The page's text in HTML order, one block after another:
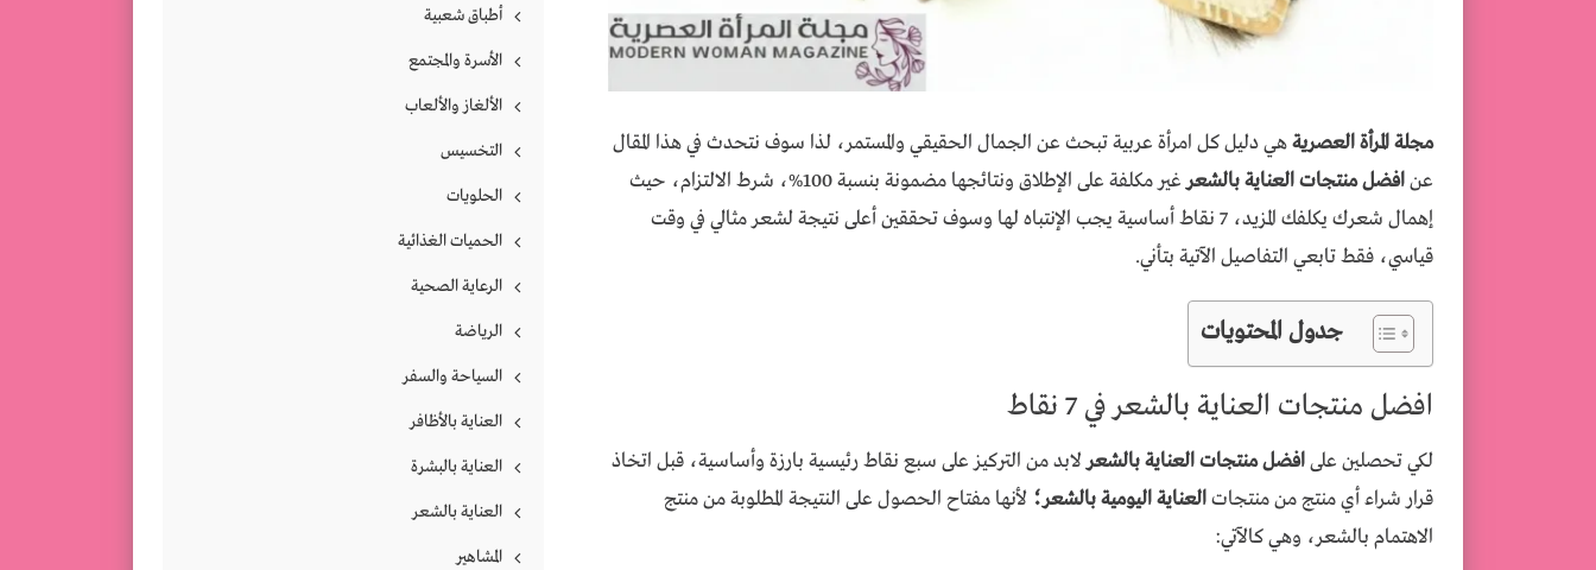
مجلة المرأة العصريةهي دليل كل امرأة عربية تبحث عن الجمال الحقيقي والمستمر، لذا سوف نتحدث في هذا المقال
عنافضل منتجات العناية بالشعر
غير مكلفة على الإطلاق ونتائجها مضمونة بنسبة 100%، شرط الالتزام، حيث
إهمال شعرك يكلفك المزيد، 7 نقاط أساسية يجب الإنتباه لها وسوف تحققين أعلى نتيجة لشعر مثالي في وقت
قياسي، فقط تابعي التفاصيل الآتية بتأني.
جدول المحتويات
افضل منتجات العناية بالشعر في 7 نقاط
لكي تحصلين علىافضل منتجات العناية بالشعرلابد من التركيز على سبع نقاط رئيسية بارزة وأساسية، قبل اتخاذ
قرار شراء أي منتج من منتجاتالعناية اليومية بالشعر؛ لأنها مفتاح الحصول على النتيجة المطلوبة من منتج
الاهتمام بالشعر، وهي كالآتي:
أطباق شعبية
الأسرة والمجتمع
الألغاز والألعاب
التخسيس
الحلويات
الحميات الغذائية
الرعاية الصحية
الرياضة
السياحة والسفر
العناية بالأظافر
العناية بالبشرة
العناية بالشعر
المشاهير